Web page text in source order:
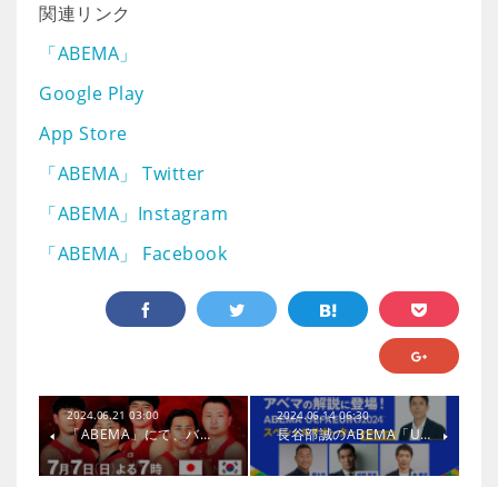
関連リンク
「ABEMA」
Google Play
App Store
「ABEMA」 Twitter
「ABEMA」Instagram
「ABEMA」 Facebook
2024.06.21 03:00
「ABEMA」にて、バ…
2024.06.14 06:30
長谷部誠のABEMA「U…